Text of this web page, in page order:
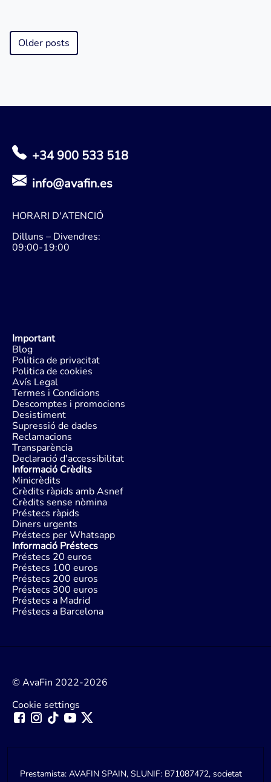
Older posts
+34 900 533 518
info@avafin.es
HORARI D'ATENCIÓ
Dilluns – Divendres:
09:00-19:00
Important
Blog
Politica de privacitat
Politica de cookies
Avís Legal
Termes i Condicions
Descomptes i promocions
Desistiment
Supressió de dades
Reclamacions
Transparència
Declaració d'accessibilitat
Informació Crèdits
Minicrèdits
Crèdits ràpids amb Asnef
Crèdits sense nòmina
Préstecs ràpids
Diners urgents
Préstecs per Whatsapp
Informació Préstecs
Préstecs 20 euros
Préstecs 100 euros
Préstecs 200 euros
Préstecs 300 euros
Préstecs a Madrid
Préstecs a Barcelona
© AvaFin 2022-2026
Cookie settings
Prestamista: AVAFIN SPAIN, SLUNIF: B71087472, societat